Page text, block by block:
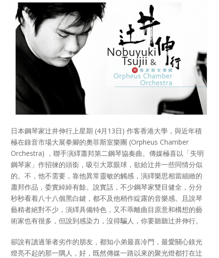
日本鋼琴家辻井伸行上星期 (4月13日) 作客香港大學，與近年積
極在錄音市場大展拳腳的奧菲斯室樂團 (Orpheus Chamber
Orchestra) ，聯手演繹蕭邦第二鋼琴協奏曲。傳媒極喜以「失明
鋼琴家」作招徠的頭銜，吸引大眾眼球，欲給辻井一些同情分似
的。不，他不需要，靠他異常靈敏的觸感，演繹樂思相當細緻的
蕭邦作品，委實綽綽有餘。說實話，不少鋼琴家雙目健全，分分
秒秒看着八十八個黑白鍵，都不及他稍作綻露的音樂感。且說琴
藝精者絕對不少，演繹具備特色，又不乖離曲目原意和構想的藝
術家也有很多，但說到感染力，沒得騙人，你要聽聽辻井伸行。
卻說有讀過筆者劣作的朋友，都知小弟最喜冷門，最愛關心鎂光
燈亮不起的那一隅人，好，既然傳媒一路以來的聚光燈都打在辻